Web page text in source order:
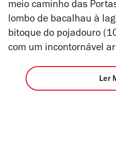
meio caminho das
lombo de bacalhau à
bitoque do pojadouro
com um incontornável
Ler